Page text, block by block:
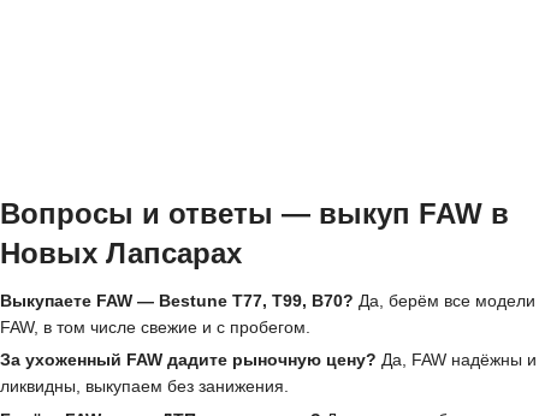
Вопросы и ответы — выкуп FAW в
Новых Лапсарах
Выкупаете FAW — Bestune T77, T99, B70? Да, берём все модели
FAW, в том числе свежие и с пробегом.
За ухоженный FAW дадите рыночную цену? Да, FAW надёжны и
ликвидны, выкупаем без занижения.